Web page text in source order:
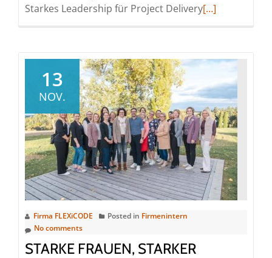
Starkes Leadership für Project DeliveryRead
operative
in
zentralen
aus
[…]
13
NOV.
Firma FLEXiCODE Posted in Firmenintern
No comments
STARKE FRAUEN, STARKER